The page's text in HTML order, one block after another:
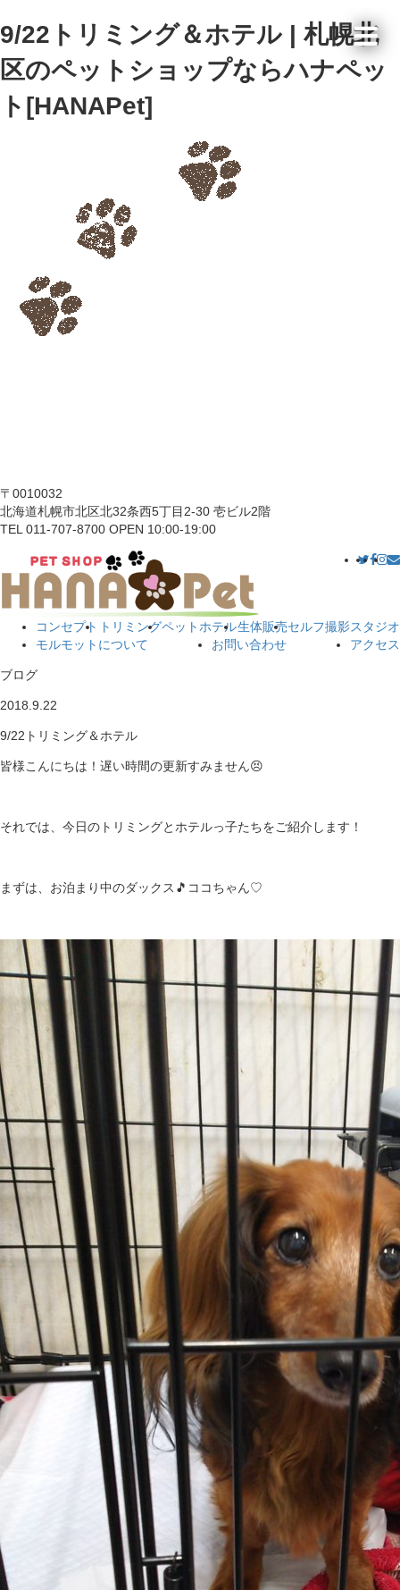
9/22トリミング＆ホテル | 札幌北
区のペットショップならハナペッ
ト[HANAPet]
〒0010032
北海道札幌市北区北32条西5丁目2-30 壱ビル2階
TEL 011-707-8700 OPEN 10:00-19:00
コンセプト トリミングペットホテル生体販売セルフ撮影スタジオ
モルモットについて
お問い合わせ アクセス
ブログ
2018.9.22
9/22トリミング＆ホテル
皆様こんにちは！遅い時間の更新すみません😣
それでは、今日のトリミングとホテルっ子たちをご紹介します！
まずは、お泊まり中のダックス🎵ココちゃん♡